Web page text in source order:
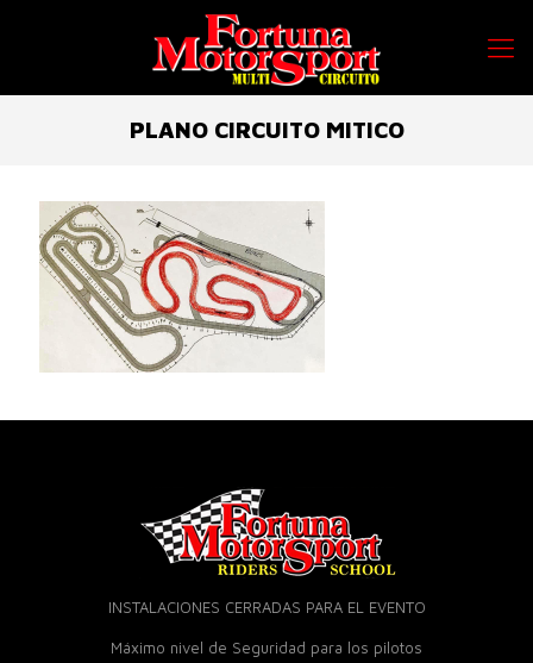
PLANO CIRCUITO MITICO
INSTALACIONES CERRADAS PARA EL EVENTO
Máximo nivel de Seguridad para los pilotos